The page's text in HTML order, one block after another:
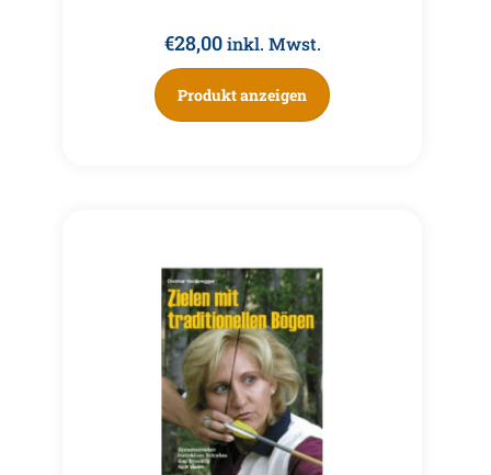
€28,00 inkl. Mwst.
Produkt anzeigen